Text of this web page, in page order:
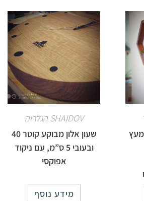
SHAIDOV הגלריה
שעון אלון מבוקע קוטר 40
ובעובי 5 ס”מ, עם ניקוד
אפוקסי
מידע נוסף